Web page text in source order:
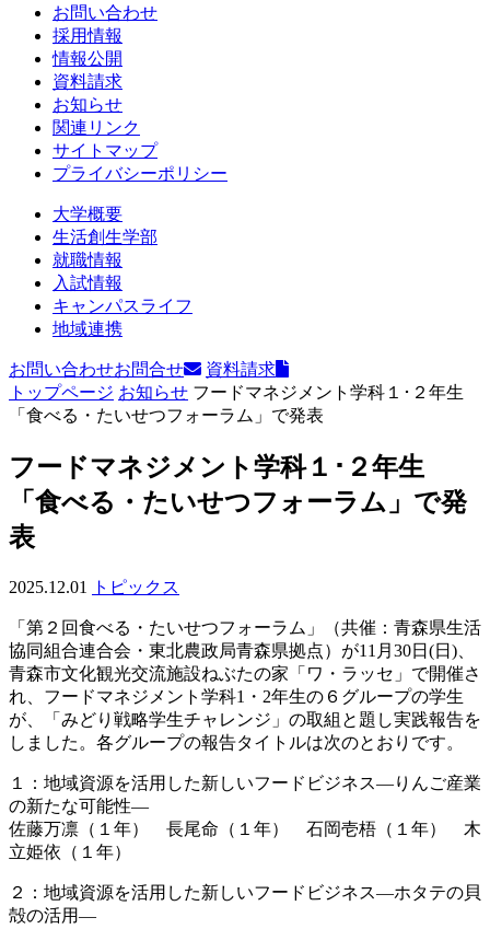
お問い合わせ
採用情報
情報公開
資料請求
お知らせ
関連リンク
サイトマップ
プライバシーポリシー
大学概要
生活創生学部
就職情報
入試情報
キャンパスライフ
地域連携
お問い合わせお問合せ
資料請求
トップページ お知らせ フードマネジメント学科１･２年生
「食べる・たいせつフォーラム」で発表
フードマネジメント学科１･２年生
「食べる・たいせつフォーラム」で発
表
2025.12.01 トピックス
「第２回食べる・たいせつフォーラム」（共催：青森県生活
協同組合連合会・東北農政局青森県拠点）が11月30日(日)、
青森市文化観光交流施設ねぶたの家「ワ・ラッセ」で開催さ
れ、フードマネジメント学科1・2年生の６グループの学生
が、「みどり戦略学生チャレンジ」の取組と題し実践報告を
しました。各グループの報告タイトルは次のとおりです。
１：地域資源を活用した新しいフードビジネス―りんご産業
の新たな可能性―
佐藤万凛（１年） 長尾命（１年） 石岡壱梧（１年） 木
立姫依（１年）
２：地域資源を活用した新しいフードビジネス―ホタテの貝
殻の活用―